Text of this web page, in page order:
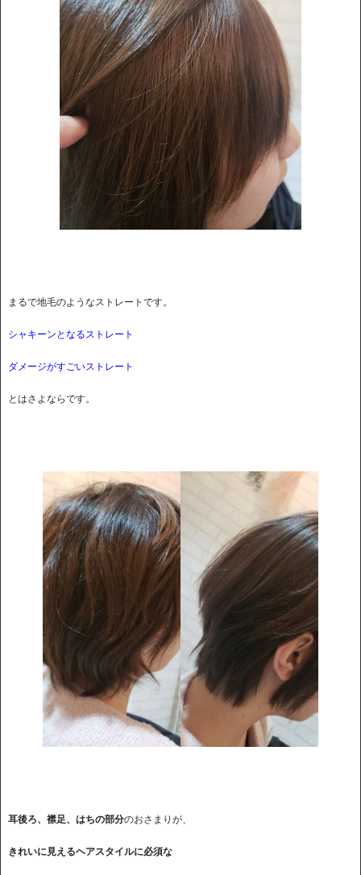
まるで地毛のようなストレートです。
シャキーンとなるストレート
ダメージがすごいストレート
とはさよならです。
耳後ろ、襟足、はちの部分のおさまりが、
きれいに見えるヘアスタイルに必須な